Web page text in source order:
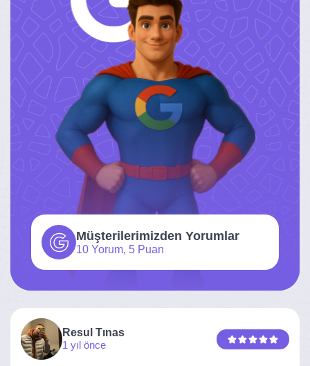
Müşterilerimizden Yorumlar
10 Yorum, 5 Puan
Resul Tınas
1 yıl önce